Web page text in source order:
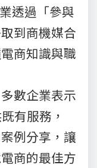
透過「參與
到商機媒合
商知識與職
數企業表示
有服務，
例分享，讓
商的最佳方